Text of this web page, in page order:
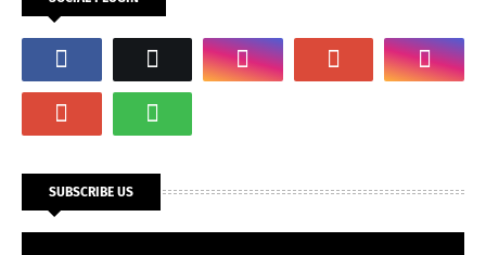
SUBSCRIBE US